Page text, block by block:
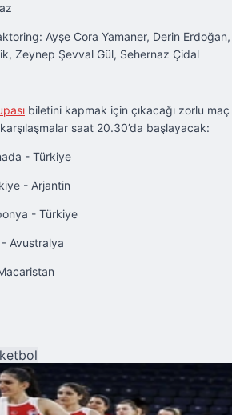
Ayşe Cora Yamaner, Derin Erdoğan,
Zeynep Şevval Gül, Sehernaz Çidal
biletini kapmak için çıkacağı zorlu maç
saat 20.30’da başlayacak:
- Türkiye
- Arjantin
- Türkiye
Avustralya